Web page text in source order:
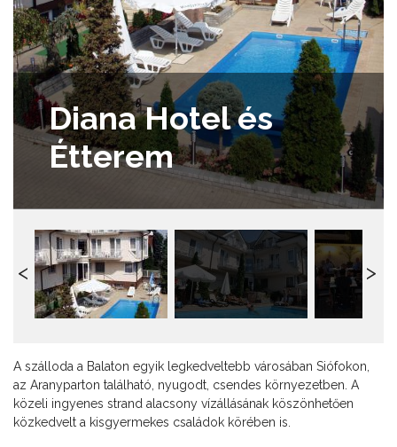
Diana Hotel és
Étterem
A szálloda a Balaton egyik legkedveltebb városában Siófokon,
az Aranyparton található, nyugodt, csendes környezetben. A
közeli ingyenes strand alacsony vízállásának köszönhetően
közkedvelt a kisgyermekes családok körében is.